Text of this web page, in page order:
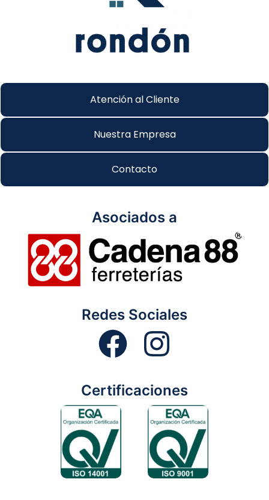
Atención al Cliente
Nuestra Empresa
Contacto
Asociados a
Redes Sociales
Certificaciones